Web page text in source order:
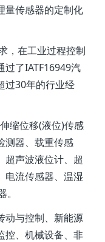
量传感器的定制化
，在工业过程控制
过了IATF16949汽
过30年的行业经
缩位移(液位)传感
测器、载重传感
超声波液位计、超
电流传感器、温湿
动与控制、新能源
控、机械设备、非